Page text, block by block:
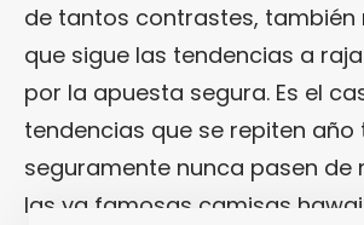
de tantos contrastes, también
que sigue las tendencias a
por la apuesta segura. Es el
tendencias que se repiten año
seguramente nunca pasen de
las ya famosas camisas